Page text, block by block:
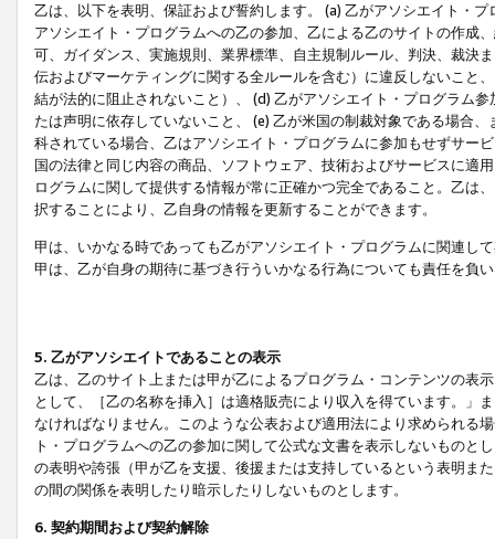
乙は、以下を表明、保証および誓約します。 (a) 乙がアソシエイト・
アソシエイト・プログラムへの乙の参加、乙による乙のサイトの作成
可、ガイダンス、実施規則、業界標準、自主規制ルール、判決、裁決
伝およびマーケティングに関する全ルールを含む）に違反しないこと
結が法的に阻止されないこと）、 (d) 乙がアソシエイト・プログラム
たは声明に依存していないこと、 (e) 乙が米国の制裁対象である場合
科されている場合、乙はアソシエイト・プログラムに参加もせずサー
国の法律と同じ内容の商品、ソフトウェア、技術およびサービスに適
ログラムに関して提供する情報が常に正確かつ完全であること。乙は
択することにより、乙自身の情報を更新することができます。
甲は、いかなる時であっても乙がアソシエイト・プログラムに関連し
甲は、乙が自身の期待に基づき行ういかなる行為についても責任を負
5. 乙がアソシエイトであることの表示
乙は、乙のサイト上または甲が乙によるプログラム・コンテンツの表
として、［乙の名称を挿入］は適格販売により収入を得ています。」
なければなりません。このような公表および適用法により求められる
ト・プログラムへの乙の参加に関して公式な文書を表示しないもの
の表明や誇張（甲が乙を支援、後援または支持しているという表明ま
の間の関係を表明したり暗示したりしないものとします。
6. 契約期間および契約解除